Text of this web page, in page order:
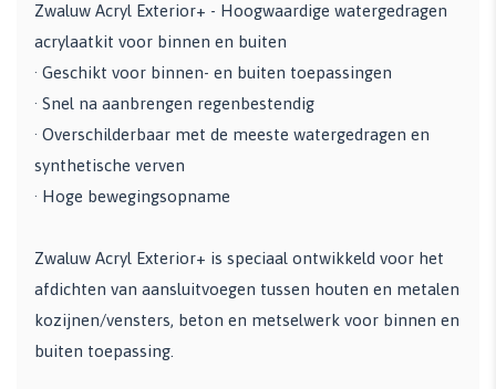
Zwaluw Acryl Exterior+ - Hoogwaardige watergedragen
acrylaatkit voor binnen en buiten
· Geschikt voor binnen- en buiten toepassingen
· Snel na aanbrengen regenbestendig
· Overschilderbaar met de meeste watergedragen en
synthetische verven
· Hoge bewegingsopname
Zwaluw Acryl Exterior+ is speciaal ontwikkeld voor het
afdichten van aansluitvoegen tussen houten en metalen
kozijnen/vensters, beton en metselwerk voor binnen en
buiten toepassing.